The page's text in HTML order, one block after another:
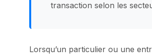
transaction selon les
Lorsqu’un particulier ou une